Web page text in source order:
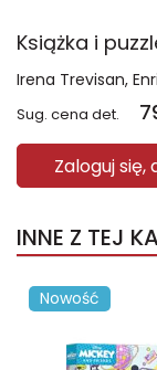
Irena Trevisan
Sug. cena det.
Zaloguj się,
INNE Z TEJ
Nowość